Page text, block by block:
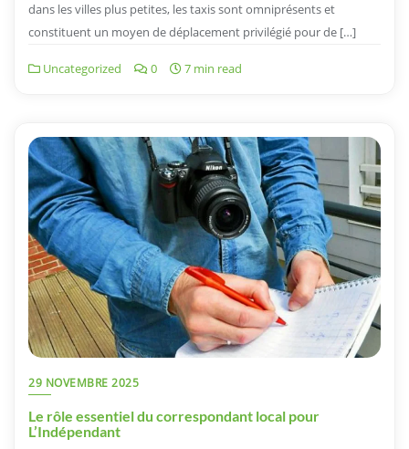
dans les villes plus petites, les taxis sont omniprésents et
constituent un moyen de déplacement privilégié pour de […]
Uncategorized 0 7 min read
29 NOVEMBRE 2025
Le rôle essentiel du correspondant local pour
L’Indépendant